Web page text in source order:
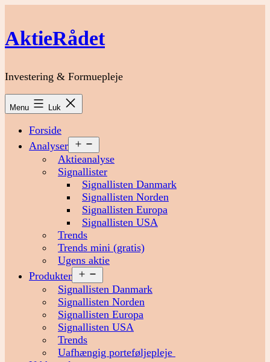
indhold
AktieRådet
Investering & Formuepleje
Menu Luk
Forside
Analyser
menu
Aktieanalyse
Signallister
Signallisten Danmark
Signallisten Norden
Signallisten Europa
Signallisten USA
Trends
Trends mini (gratis)
Ugens aktie
Produkter
menu
Signallisten Danmark
Signallisten Norden
Signallisten Europa
Signallisten USA
Trends
Uafhængig porteføljepleje